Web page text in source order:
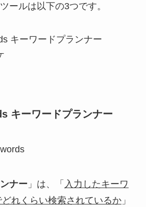
ールは以下の3つです。
キーワードプランナー
キーワードプランナー
ナー 」は、「 入力したキーワ
れくらい検索されているか」